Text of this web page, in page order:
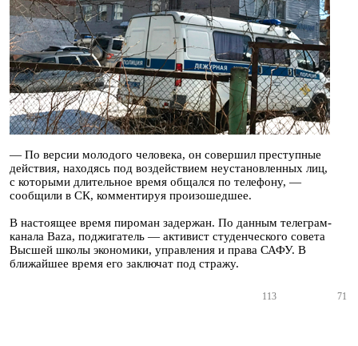
— По версии молодого человека, он совершил преступные
действия, находясь под воздействием неустановленных лиц,
с которыми длительное время общался по телефону, —
сообщили в СК, комментируя произошедшее.
В настоящее время пироман задержан. По данным телеграм-
канала Baza, поджигатель — активист студенческого совета
Высшей школы экономики, управления и права САФУ. В
ближайшее время его заключат под стражу.
113 71